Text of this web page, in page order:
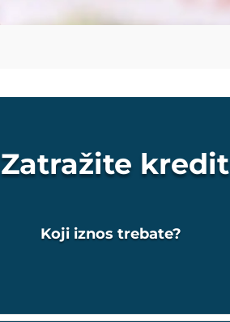
Zatražite kredit
Koji iznos trebate?